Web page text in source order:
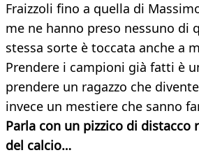
Fraizzoli fino a quella di
me ne hanno preso nessuno di
stessa sorte è toccata anche a
Prendere i campioni già fatti è
prendere un ragazzo che
invece un mestiere che sanno
Parla con un pizzico di distacco
del calcio…